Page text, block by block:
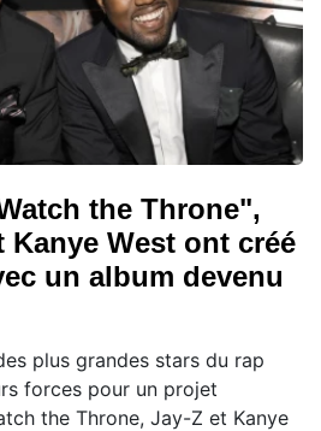
the Throne",
Kanye West ont créé
un album devenu
plus grandes stars du rap
forces pour un projet
the Throne, Jay-Z et Kanye